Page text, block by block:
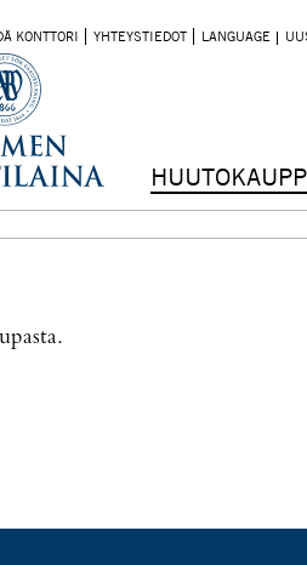
KONTTORI YHTEYSTIEDOT LANGUAGE